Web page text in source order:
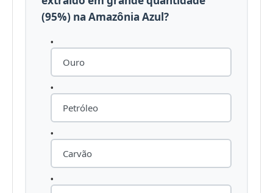
(95%) na Amazônia Azul?
Ouro
Petróleo
Carvão